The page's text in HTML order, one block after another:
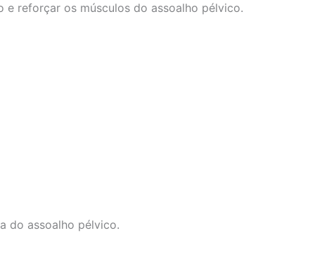
e reforçar os músculos do assoalho pélvico.
do assoalho pélvico.